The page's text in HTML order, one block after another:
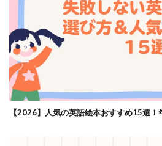
【2026】人気の英語絵本おすすめ15選